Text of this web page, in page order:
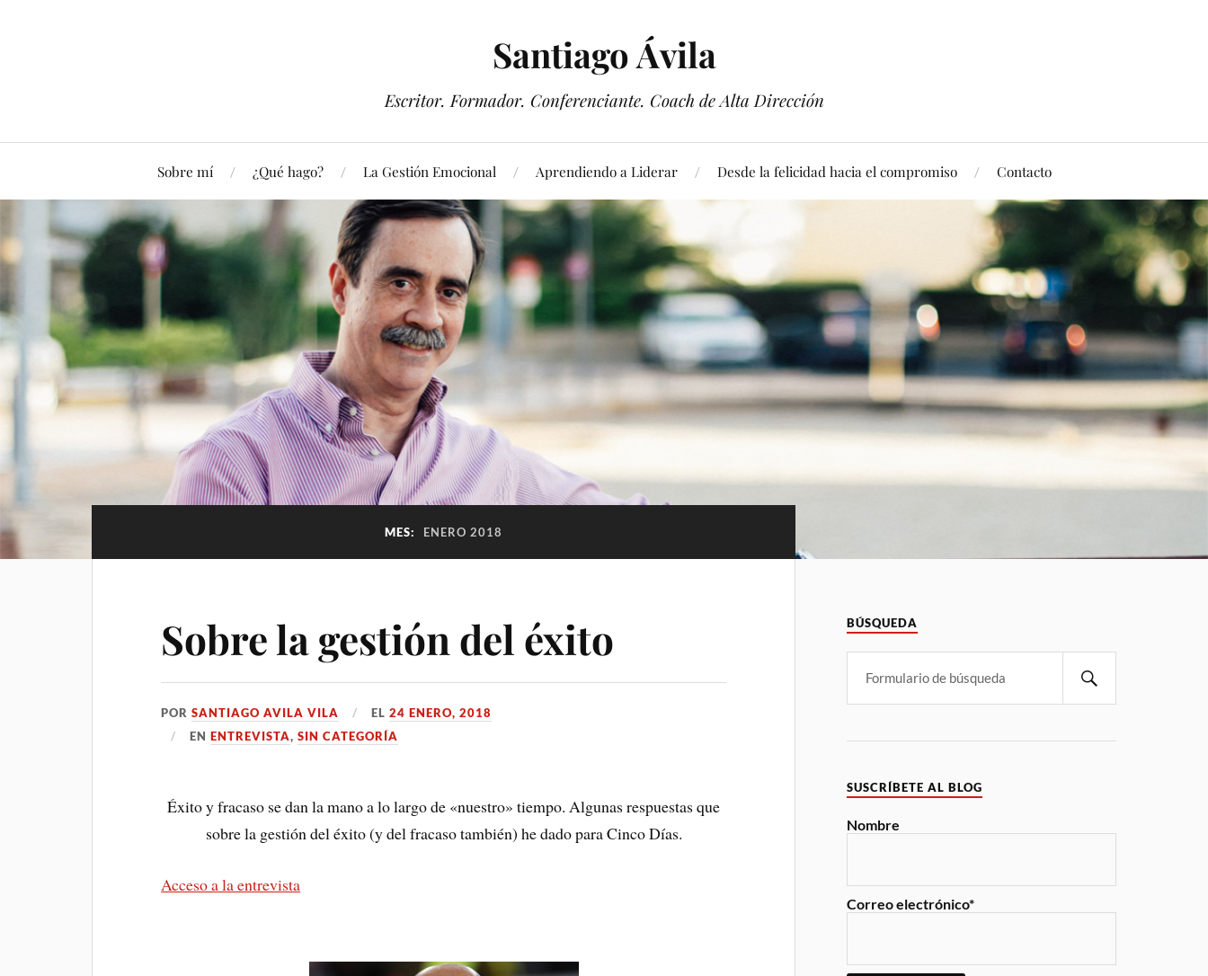
Santiago Ávila
Escritor. Formador. Conferenciante. Coach de Alta Dirección
Sobre mí ¿Qué hago? La Gestión Emocional Aprendiendo a Liderar Desde la felicidad hacia el compromiso Contacto
MES: ENERO 2018
Sobre la gestión del éxito
PORSANTIAGO AVILA VILA EL24 ENERO, 2018
ENENTREVISTA,SIN CATEGORÍA
Éxito y fracaso se dan la mano a lo largo de «nuestro» tiempo. Algunas respuestas que
sobre la gestión del éxito (y del fracaso también) he dado para Cinco Días.
Acceso a la entrevista
BÚSQUEDA
SUSCRÍBETE AL BLOG
Nombre
Correo electrónico*